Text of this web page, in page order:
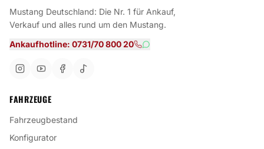
Mustang Deutschland: Die Nr. 1 für Ankauf,
Verkauf und alles rund um den Mustang.
Ankaufhotline: 0731/70 800 20
FAHRZEUGE
Fahrzeugbestand
Konfigurator